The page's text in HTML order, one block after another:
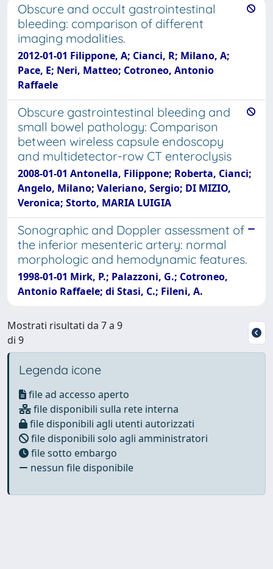
Obscure and occult gastrointestinal
bleeding: comparison of different
imaging modalities.
2012-01-01 Filippone, A; Cianci, R; Milano, A;
Pace, E; Neri, Matteo; Cotroneo, Antonio
Raffaele
Obscure gastrointestinal bleeding and
small bowel pathology: Comparison
between wireless capsule endoscopy
and multidetector-row CT enteroclysis
2008-01-01 Antonella, Filippone; Roberta, Cianci;
Angelo, Milano; Valeriano, Sergio; DI MIZIO,
Veronica; Storto, MARIA LUIGIA
Sonographic and Doppler assessment of
the inferior mesenteric artery: normal
morphologic and hemodynamic features.
1998-01-01 Mirk, P.; Palazzoni, G.; Cotroneo,
Antonio Raffaele; di Stasi, C.; Fileni, A.
Mostrati risultati da 7 a 9
di 9
Legenda icone
file ad accesso aperto
file disponibili sulla rete interna
file disponibili agli utenti autorizzati
file disponibili solo agli amministratori
file sotto embargo
nessun file disponibile